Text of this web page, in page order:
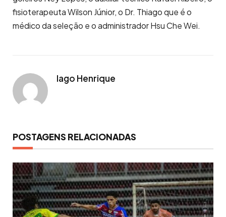
fisioterapeuta Wilson Júnior, o Dr. Thiago que é o
médico da seleção e o administrador Hsu Che Wei.
Iago Henrique
POSTAGENS RELACIONADAS